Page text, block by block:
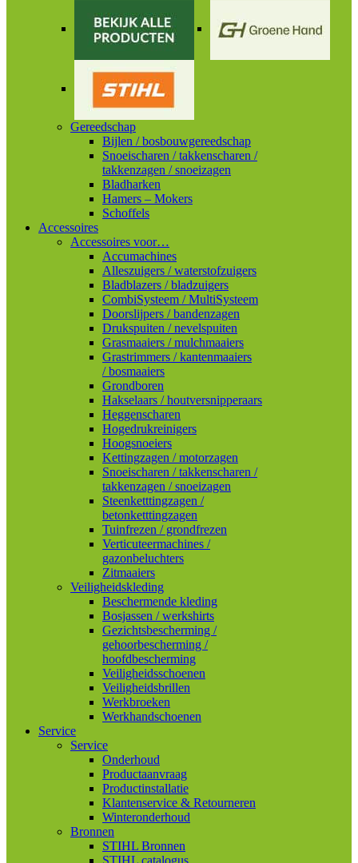
Gereedschap
Bijlen / bosbouwgereedschap
Snoeischaren / takkenscharen /
takkenzagen / snoeizagen
Bladharken
Hamers – Mokers
Schoffels
Accessoires
Accessoires voor…
Accumachines
Alleszuigers / waterstofzuigers
Bladblazers / bladzuigers
CombiSysteem / MultiSysteem
Doorslijpers / bandenzagen
Drukspuiten / nevelspuiten
Grasmaaiers / mulchmaaiers
Grastrimmers / kantenmaaiers
/ bosmaaiers
Grondboren
Hakselaars / houtversnipperaars
Heggenscharen
Hogedrukreinigers
Hoogsnoeiers
Kettingzagen / motorzagen
Snoeischaren / takkenscharen /
takkenzagen / snoeizagen
Steenketttingzagen /
betonketttingzagen
Tuinfrezen / grondfrezen
Verticuteermachines /
gazonbeluchters
Zitmaaiers
Veiligheidskleding
Beschermende kleding
Bosjassen / werkshirts
Gezichtsbescherming /
gehoorbescherming /
hoofdbescherming
Veiligheidsschoenen
Veiligheidsbrillen
Werkbroeken
Werkhandschoenen
Service
Service
Onderhoud
Productaanvraag
Productinstallatie
Klantenservice & Retourneren
Winteronderhoud
Bronnen
STIHL Bronnen
STIHL catalogus